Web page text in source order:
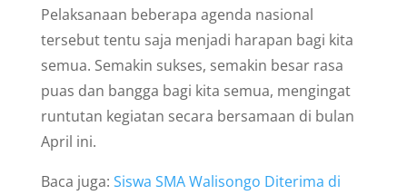
Pelaksanaan beberapa agenda nasional
tersebut tentu saja menjadi harapan bagi kita
semua. Semakin sukses, semakin besar rasa
puas dan bangga bagi kita semua, mengingat
runtutan kegiatan secara bersamaan di bulan
April ini.
Baca juga: Siswa SMA Walisongo Diterima di